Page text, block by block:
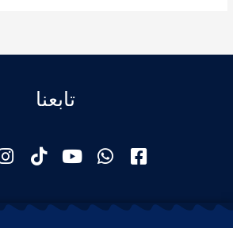
تابعنا
F
a
e
W
h
t
Y
o
t
T
i
t
I
n
t